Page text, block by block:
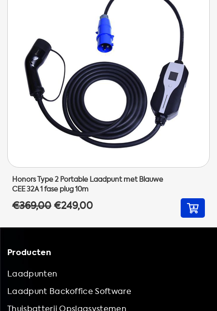
Honors Type 2 Portable Laadpunt met Blauwe
CEE 32A 1 fase plug 10m
€369,00€249,00
Producten
Laadpunten
Laadpunt Backoffice Software
Thuisbatterij Opslagsystemen